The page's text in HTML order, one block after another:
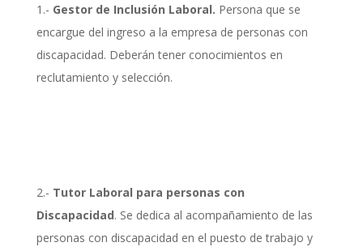
1.- Gestor de Inclusión Laboral. Persona que se
encargue del ingreso a la empresa de personas con
discapacidad. Deberán tener conocimientos en
reclutamiento y selección.
2.- Tutor Laboral para personas con
Discapacidad. Se dedica al acompañamiento de las
personas con discapacidad en el puesto de trabajo y